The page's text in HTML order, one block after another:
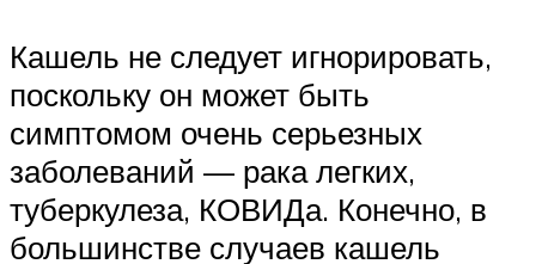
Кашель не следует игнорировать,
поскольку он может быть
симптомом очень серьезных
заболеваний — рака легких,
туберкулеза, КОВИДа. Конечно, в
большинстве случаев кашель